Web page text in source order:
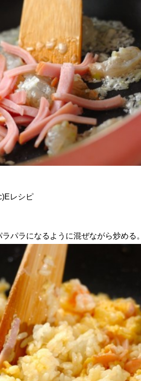
レシピ
パラになるように混ぜながら炒める。